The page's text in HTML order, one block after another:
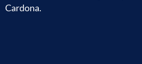
Cardona.